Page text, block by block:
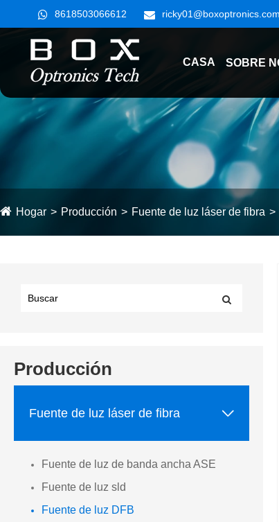
8618503066612 ricky01@boxoptronics.com
CASA SOBRE
Hogar Producción Fuente de luz láser de fibra
Producción
Fuente de luz láser de fibra 
Fuente de luz de banda ancha ASE
Fuente de luz sld
Fuente de luz DFB